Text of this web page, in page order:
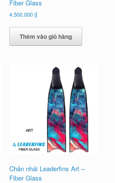
Fiber Glass
4.500.000₫
Thêm vào giỏ hàng
Chân nhái Leaderfins Art –
Fiber Glass